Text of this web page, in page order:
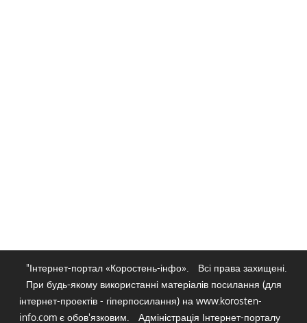
"Інтернет-портал «Коростень-інфо».
Всі права захищені.
При будь-якому використанні матеріалів посилання (для
інтернет-проектів - гіперпосилання) на www.korosten-
info.com є обов'язковим.
Адміністрація Інтернет-порталу